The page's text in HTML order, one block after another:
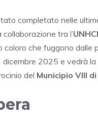
completato nelle
collaborazione tra l’
coloro che fuggono dalle
dicembre 2025 e vedrà
del Municipio VIII